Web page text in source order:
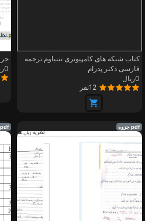
کتاب شبکه های کامپیوتری تننباوم ترجمه
فارسی دکتر پدرام
0ریال
12نفر
0ریال
pdf جزوه pdf جزوه